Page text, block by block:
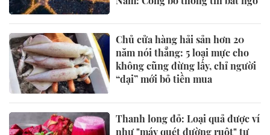
Chủ cửa hàng hải sản hơn 20
năm nói thẳng: 5 loại mực cho
không cũng đừng lấy, chỉ người
“dại” mới bỏ tiền mua
Thanh long đỏ: Loại quả được ví
như "máy quét đường ruột" tự